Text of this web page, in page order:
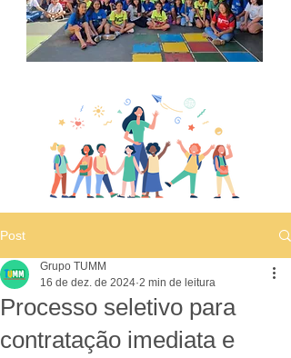
Post
Processo seletivo para
contratação imediata e
Grupo TUMM
16 de dez. de 2024 2 min de leitura